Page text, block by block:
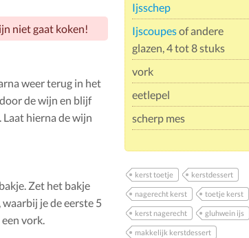
Ijsschep
Ijscoupesof andere
glazen, 4 tot 8 stuks
vork
eetlepel
scherp mes
kerst toetje kerstdessert
nagerecht kerst toetje kerst
kerst nagerecht gluhwein ijs
makkelijk kerstdessert
niet gaat koken!
weer terug in het
de wijn en blijf
hierna de wijn
Zet het bakje
je de eerste 5
vork.